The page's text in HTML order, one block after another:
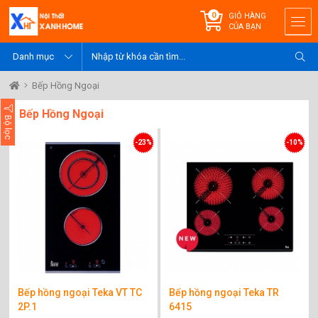
0
GIỎ HÀNG
CỦA BẠN
Bếp Hồng Ngoại
Bộ lọc Bếp Hồng Ngoại
Bếp hồng ngoại Teka VT TC
2P.1
-23%
Bếp hồng ngoại Teka TR
6415
-10%